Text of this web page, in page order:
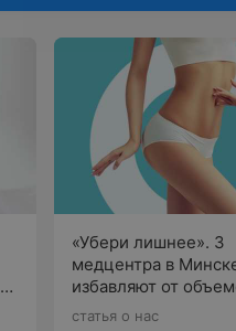
«Убери лишнее». 3
медцентра в
избавляют от
целлюлита без боли
статья о нас